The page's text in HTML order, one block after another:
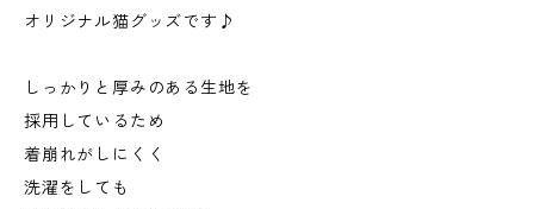
オリジナル猫グッズです♪
しっかりと厚みのある生地を
採用しているため
着崩れがしにくく
洗濯をしても